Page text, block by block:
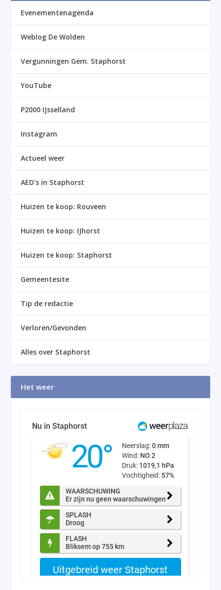
Evenementenagenda
Weblog De Wolden
Vergunningen Gem. Staphorst
YouTube
P2000 IJsselland
Instagram
Actueel weer
AED’s in Staphorst
Huizen te koop: Rouveen
Huizen te koop: IJhorst
Huizen te koop: Staphorst
Gemeentesite
Tip de redactie
Verloren/Gevonden
Alles over Staphorst
Het weer